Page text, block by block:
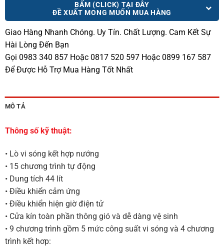
BẤM (CLICK) TẠI ĐÂY
ĐỀ XUẤT MONG MUỐN MUA HÀNG
Giao Hàng Nhanh Chóng. Uy Tín. Chất Lượng. Cam Kết Sự
Hài Lòng Đến Bạn
Gọi 0983 340 857 Hoặc 0817 520 597 Hoặc 0899 167 587
Để Được Hỗ Trợ Mua Hàng Tốt Nhất
MÔ TẢ
Thông số kỹ thuật:
• Lò vi sóng kết hợp nướng
• 15 chương trình tự động
• Dung tích 44 lít
• Điều khiển cảm ứng
• Điều khiển hiện giờ điện tử
• Cửa kín toàn phần thông gió và dễ dàng vệ sinh
• 9 chương trình gồm 5 mức công suất vi sóng và 4 chương
trình kết hơp: